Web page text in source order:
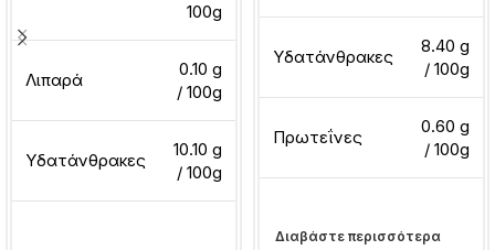
100g
Λιπαρά
0.10 g
/ 100g
Υδατάνθρακες
10.10 g
/ 100g
Υδατάνθρακες
8.40 g
/ 100g
Πρωτεΐνες
0.60 g
/ 100g
Διαβάστε περισσότερα